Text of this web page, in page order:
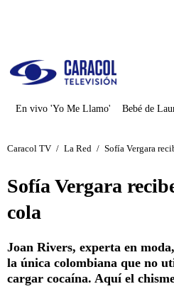
En vivo 'Yo Me Llamo' Bebé de
Caracol TV / La Red / Sofía Vergara
Sofía Vergara
cola
Joan Rivers, experta en
la única colombiana que no
cargar cocaína. Aquí el